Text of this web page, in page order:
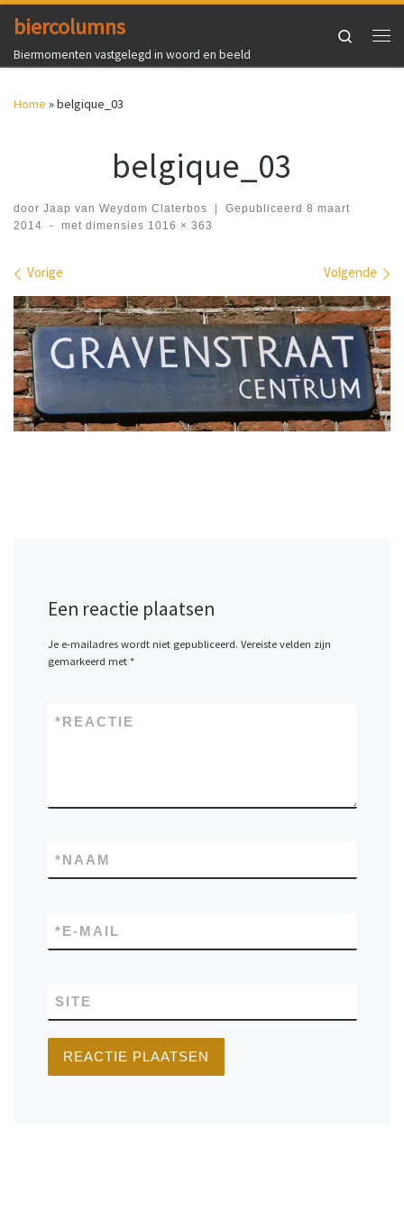
Ga naar inhoud
biercolumns
Biermomenten vastgelegd in woord en beeld
Search
Home »belgique_03
belgique_03
door Jaap van Weydom Claterbos Gepubliceerd 8 maart
2014
- met dimensies 1016 × 363
Afbeeldingen navigatie
Vorige Volgende
Een reactie plaatsen
Je e-mailadres wordt niet gepubliceerd. Vereiste velden zijn
gemarkeerd met *
REACTIE
*
NAAM
*
E-MAIL
*
SITE